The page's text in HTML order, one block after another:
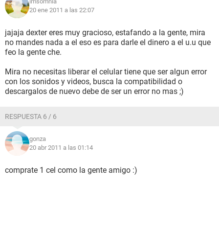
20 ene 2011 a las 22:07
jajaja dexter eres muy gracioso, estafando a la gente, mira
no mandes nada a el eso es para darle el dinero a el u.u que
feo la gente che.
Mira no necesitas liberar el celular tiene que ser algun error
con los sonidos y videos, busca la compatibilidad o
descargalos de nuevo debe de ser un error no mas ;)
RESPUESTA 6 / 6
gonza
20 abr 2011 a las 01:14
comprate 1 cel como la gente amigo :)